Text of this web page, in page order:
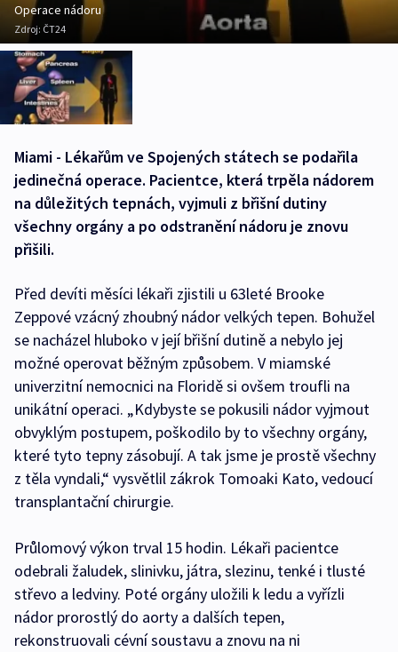
Operace nádoru
Zdroj: ČT24
Miami - Lékařům ve Spojených státech se podařila
jedinečná operace. Pacientce, která trpěla nádorem
na důležitých tepnách, vyjmuli z břišní dutiny
všechny orgány a po odstranění nádoru je znovu
přišili.
Před devíti měsíci lékaři zjistili u 63leté Brooke
Zeppové vzácný zhoubný nádor velkých tepen. Bohužel
se nacházel hluboko v její břišní dutině a nebylo jej
možné operovat běžným způsobem. V miamské
univerzitní nemocnici na Floridě si ovšem troufli na
unikátní operaci. „Kdybyste se pokusili nádor vyjmout
obvyklým postupem, poškodilo by to všechny orgány,
které tyto tepny zásobují. A tak jsme je prostě všechny
z těla vyndali,“ vysvětlil zákrok Tomoaki Kato, vedoucí
transplantační chirurgie.
Průlomový výkon trval 15 hodin. Lékaři pacientce
odebrali žaludek, slinivku, játra, slezinu, tenké i tlusté
střevo a ledviny. Poté orgány uložili k ledu a vyřízli
nádor prorostlý do aorty a dalších tepen,
rekonstruovali cévní soustavu a znovu na ni